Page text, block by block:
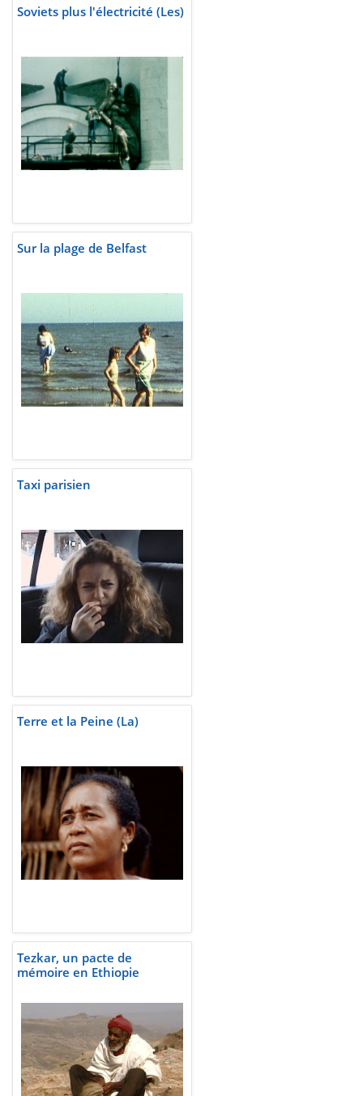
Soviets plus l'électricité (Les)
Sur la plage de Belfast
Taxi parisien
Terre et la Peine (La)
Tezkar, un pacte de
mémoire en Ethiopie